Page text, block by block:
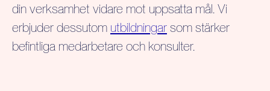
din verksamhet vidare mot uppsatta mål. Vi
erbjuder dessutom utbildningar som stärker
befintliga medarbetare och konsulter.